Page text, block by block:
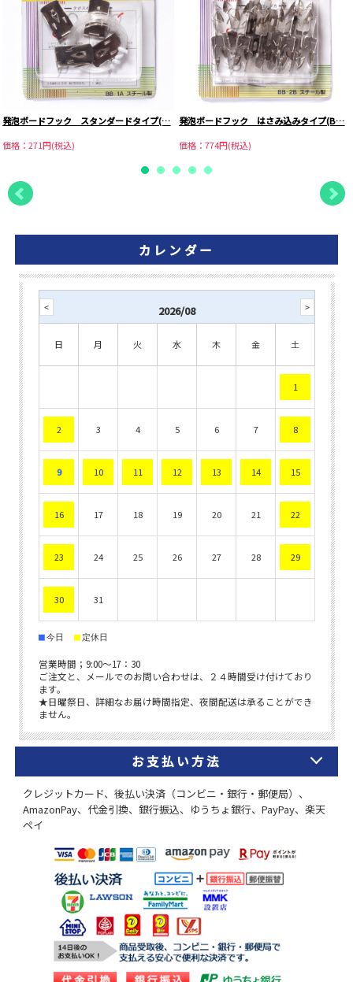
発泡ボードフック スタンダードタイプ(…
価格：271円(税込)
発泡ボードフック はさみ込みタイプ(B…
価格：774円(税込)
カレンダー
お支払い方法
クレジットカード、後払い決済（コンビニ・銀行・郵便局）、
AmazonPay、代金引換、銀行振込、ゆうちょ銀行、PayPay、楽天
ペイ